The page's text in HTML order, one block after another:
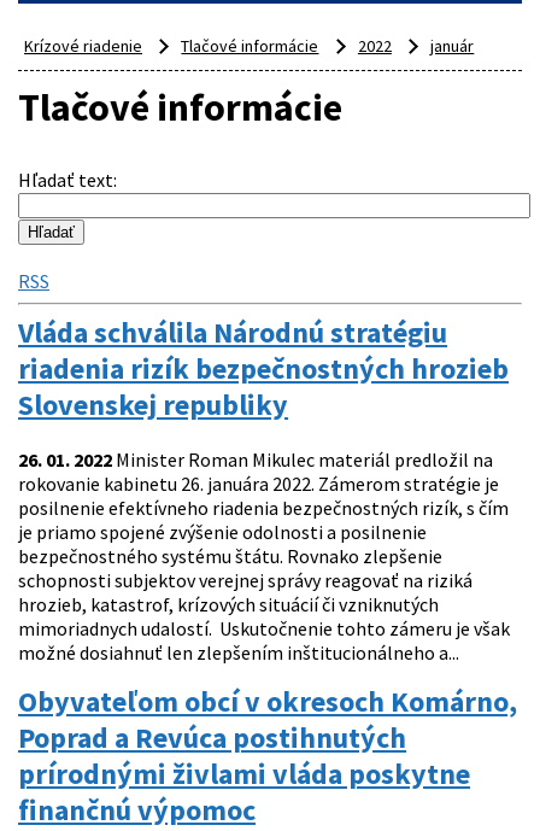
Krízové riadenie Tlačové informácie 2022 január
Tlačové informácie
Hľadať text:
RSS
Vláda schválila Národnú stratégiu
riadenia rizík bezpečnostných hrozieb
Slovenskej republiky
26. 01. 2022 Minister Roman Mikulec materiál predložil na
rokovanie kabinetu 26. januára 2022. Zámerom stratégie je
posilnenie efektívneho riadenia bezpečnostných rizík, s čím
je priamo spojené zvýšenie odolnosti a posilnenie
bezpečnostného systému štátu. Rovnako zlepšenie
schopnosti subjektov verejnej správy reagovať na riziká
hrozieb, katastrof, krízových situácií či vzniknutých
mimoriadnych udalostí. Uskutočnenie tohto zámeru je však
možné dosiahnuť len zlepšením inštitucionálneho a...
Obyvateľom obcí v okresoch Komárno,
Poprad a Revúca postihnutých
prírodnými živlami vláda poskytne
finančnú výpomoc